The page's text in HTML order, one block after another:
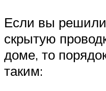
Если вы
скрытую
доме, то
таким: